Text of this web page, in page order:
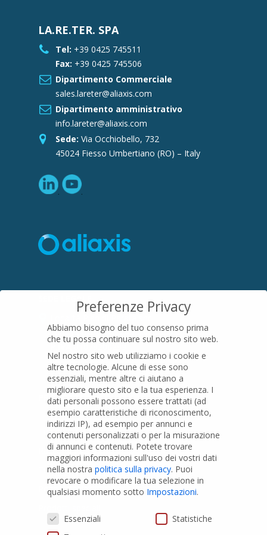
LA.RE.TER. SPA
Tel: +39 0425 745511
Fax: +39 0425 745506
Dipartimento Commerciale
sales.lareter@aliaxis.com
Dipartimento amministrativo
info.lareter@aliaxis.com
Sede: Via Occhiobello, 732
45024 Fiesso Umbertiano (RO) – Italy
16015 Casella (GE) – Italy
01079200299
PRODOTTI
Tubi PVC
Raccordi PVC
Tubi e Raccordi in PVC-A
Pozzi Artesiani
Preferenze Privacy
Abbiamo bisogno del tuo consenso prima
che tu possa continuare sul nostro sito web.
Nel nostro sito web utilizziamo i cookie e
altre tecnologie. Alcune di esse sono
essenziali, mentre altre ci aiutano a
migliorare questo sito e la tua esperienza. I
dati personali possono essere trattati (ad
esempio caratteristiche di riconoscimento,
indirizzi IP), ad esempio per annunci e
contenuti personalizzati o per la misurazione
di annunci e contenuti. Potete trovare
maggiori informazioni sull'uso dei vostri dati
nella nostra politica sulla privacy. Puoi
revocare o modificare la tua selezione in
qualsiasi momento sotto Impostazioni.
Preferenze Privacy
Essenziali
Statistiche